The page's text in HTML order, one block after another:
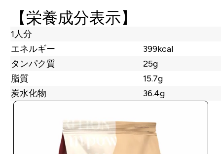
【栄養成分表示】
1人分
エネルギー
399kcal
タンパク質
25g
脂質
15.7g
炭水化物
36.4g